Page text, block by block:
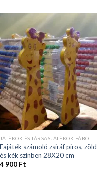
JÁTÉKOK ÉS TÁRSASJÁTÉKOK FÁBÓL
Fajáték számoló zsiráf piros, zöld
és kék színben 28X20 cm
4 900 Ft